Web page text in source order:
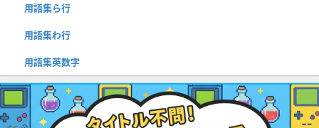
用語集ら行
用語集わ行
用語集英数字